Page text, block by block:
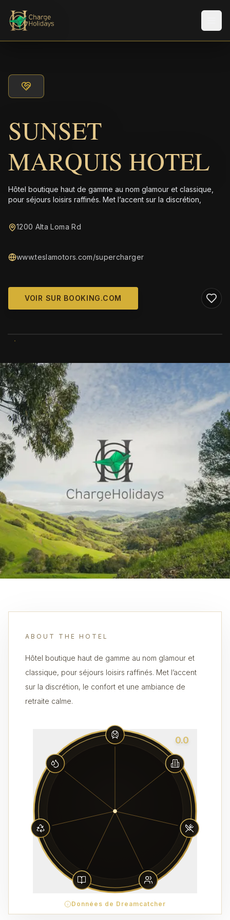
SUNSET
MARQUIS HOTEL
Hôtel boutique haut de gamme au nom glamour et classique,
pour séjours loisirs raffinés. Met l’accent sur la discrétion,
1200 Alta Loma Rd
www.teslamotors.com/supercharger
VOIR SUR BOOKING.COM
ABOUT THE HOTEL
Hôtel boutique haut de gamme au nom glamour et
classique, pour séjours loisirs raffinés. Met l’accent
sur la discrétion, le confort et une ambiance de
retraite calme.
0.0
Données de Dreamcatcher